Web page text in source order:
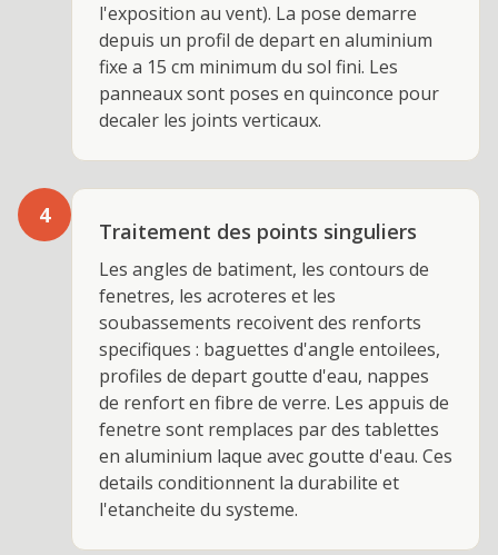
l'exposition au vent). La pose demarre
depuis un profil de depart en aluminium
fixe a 15 cm minimum du sol fini. Les
panneaux sont poses en quinconce pour
decaler les joints verticaux.
4
Traitement des points singuliers
Les angles de batiment, les contours de
fenetres, les acroteres et les
soubassements recoivent des renforts
specifiques : baguettes d'angle entoilees,
profiles de depart goutte d'eau, nappes
de renfort en fibre de verre. Les appuis de
fenetre sont remplaces par des tablettes
en aluminium laque avec goutte d'eau. Ces
details conditionnent la durabilite et
l'etancheite du systeme.